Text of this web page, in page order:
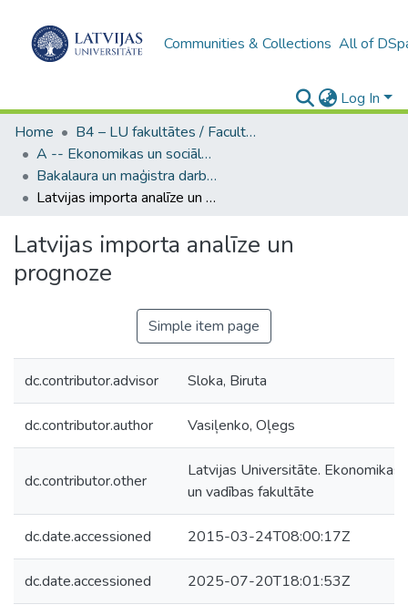
Communities & Collections All of
Log In
Home
B4 – LU fakultātes / Faculties of the UL
A -- Ekonomikas un sociālo zinātņu fakultāte / Faculty of Economics and Social Sciences
Bakalaura un maģistra darbi (ESZF) / Bachelor's and Master's theses
Latvijas importa analīze un prognoze
Latvijas importa analīze un
prognoze
Simple item page
dc.contributor.advisor Sloka, Biruta
dc.contributor.author Vasiļenko, Oļegs
dc.contributor.other
Latvijas Universitāte. Ekonomikas
un vadības fakultāte
dc.date.accessioned 2015-03-24T08:00:17Z
dc.date.accessioned 2025-07-20T18:01:53Z